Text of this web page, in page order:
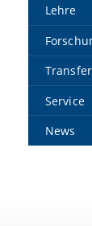
Lehre
Transfer
Service
News